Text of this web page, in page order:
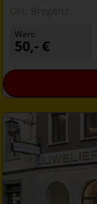
Wert:
50,- €